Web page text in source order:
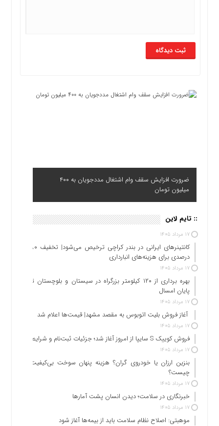
ضرورت افزایش سقف وام اشتغال مددجویان به ۴۰۰
میلیون تومان
:: تایم لاین
۱۷ مرداد ۱۴۰۵
کانتینرهای ایرانی در بندر کراچی ترخیص می‌شود| تخفیف ۸۰
درصدی برای هزینه‌های انبارداری
۱۷ مرداد ۱۴۰۵
بهره برداری از ۱۲۰ کیلومتر بزرگراه در سیستان و بلوچستان تا
پایان امسال
۱۷ مرداد ۱۴۰۵
آغاز فروش بلیت اتوبوس به مقصد مشهد| قیمت‌ها اعلام شد
۱۷ مرداد ۱۴۰۵
فروش کوییک S سایپا از امروز آغاز شد؛ جزئیات ثبت‌نام و شرایط
۱۷ مرداد ۱۴۰۵
بنزین ارزان یا خودروی گران؟ هزینه پنهان سوخت بی‌کیفیت
چیست؟
۱۷ مرداد ۱۴۰۵
خبرنگاری در سلامت؛ دیدن انسان پشت آمارها
۱۷ مرداد ۱۴۰۵
موهبتی: اصلاح نظام سلامت باید از بیمه‌ها آغاز شود